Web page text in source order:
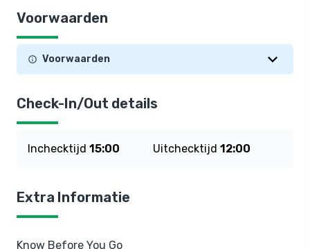
Voorwaarden
Voorwaarden
Check-In/Out details
Inchecktijd 15:00 Uitchecktijd 12:00
Extra Informatie
Know Before You Go